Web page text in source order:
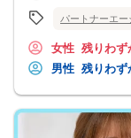
パートナーエー
女性 残りわず
男性 残りわず